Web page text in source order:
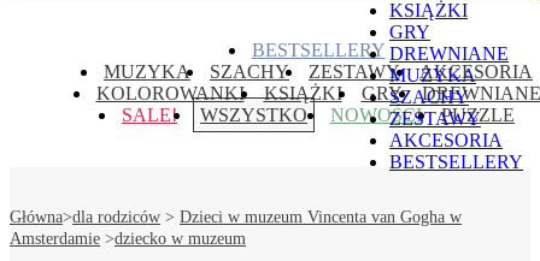
KSIĄŻKI
GRY
DREWNIANE
MUZYKA
SZACHY
ZESTAWY
AKCESORIA
BESTSELLERY
edukacja-dzieci.pl
Gry, puzzle i książki ze sztuką dla dzieci
SALE! WSZYSTKO NOWOŚCI PUZZLE
KOLOROWANKI KSIĄŻKI GRY DREWNIANE
MUZYKA SZACHY ZESTAWY AKCESORIA
BESTSELLERY
Główna>dla rodziców > Dzieci w muzeum Vincenta van Gogha w
Amsterdamie >dziecko w muzeum